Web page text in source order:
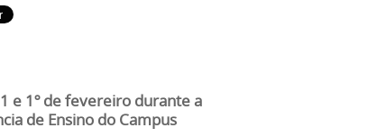
e 1º de fevereiro durante a
de Ensino do Campus